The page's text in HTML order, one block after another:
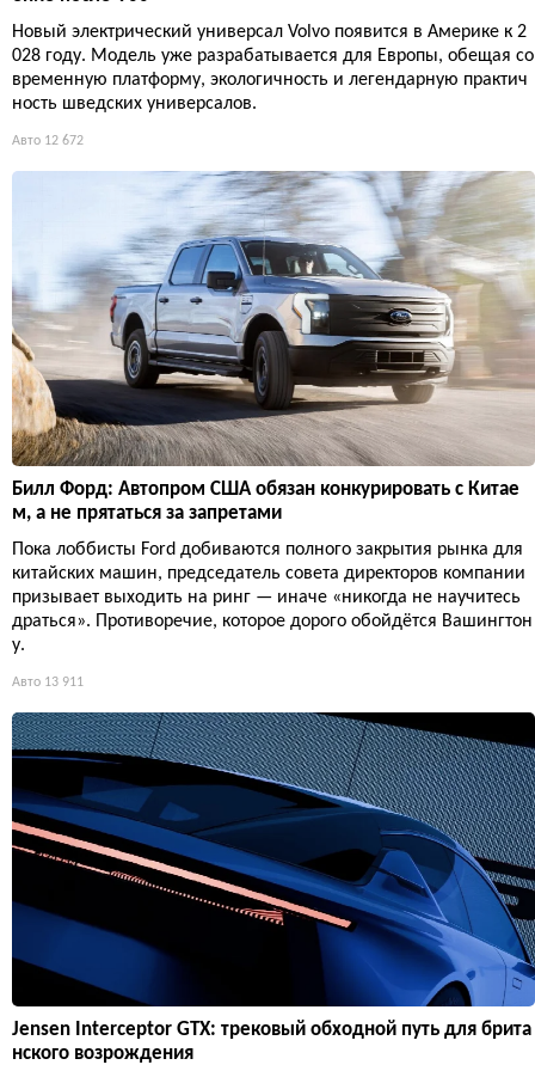
Новый электрический универсал Volvo появится в Америке к 2
028 году. Модель уже разрабатывается для Европы, обещая со
временную платформу, экологичность и легендарную практич
ность шведских универсалов.
Авто 12 672
Билл Форд: Автопром США обязан конкурировать с Китае
м, а не прятаться за запретами
Пока лоббисты Ford добиваются полного закрытия рынка для
китайских машин, председатель совета директоров компании
призывает выходить на ринг — иначе «никогда не научитесь
драться». Противоречие, которое дорого обойдётся Вашингтон
у.
Авто 13 911
Jensen Interceptor GTX: трековый обходной путь для брита
нского возрождения